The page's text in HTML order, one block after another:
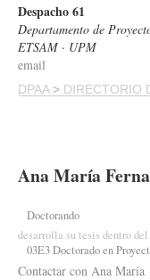
Despacho 61
Departamento de
ETSAM · UPM
email
DPAA> DIRECTORIO
Ana María
Doctorando
desarrolla su tesis dentro
03E3 Doctorado en
Contactar con Ana María